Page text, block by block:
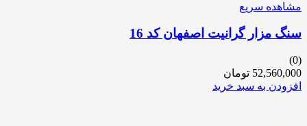
مشاهده سریع
سنگ مزار گرانیت اصفهان کد 16
(0)
52,560,000 تومان
افزودن به سبد خرید